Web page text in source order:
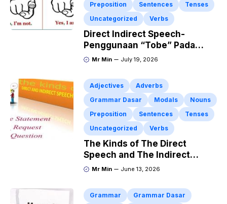
Preposition
Sentences
Tenses
Uncategorized
Verbs
Direct Indirect Speech-
Penggunaan “Tobe” Pada
Yes/No Question
Mr Min July 19, 2026
Adjectives
Adverbs
Grammar Dasar
Modals
Nouns
Preposition
Sentences
Tenses
Uncategorized
Verbs
The Kinds of The Direct
Speech and The Indirect
Speech
Mr Min June 13, 2026
Grammar
Grammar Dasar